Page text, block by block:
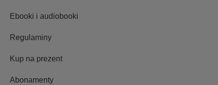
Ebooki i audiobooki
Regulaminy
Kup na prezent
Abonamenty